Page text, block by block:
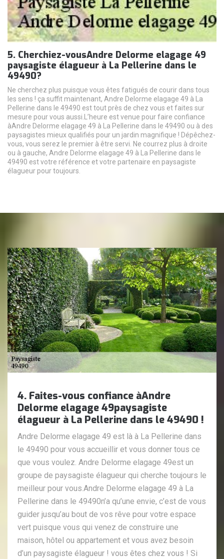
5. Cherchiez-vousAndre Delorme elagage 49
paysagiste élagueur à La Pellerine dans le
49490?
Ne cherchez plus puisque vous êtes fatigués de courir dans tous
les sens ! ça suffit maintenant, Andre Delorme elagage 49 à La
Pellerine dans le 49490 est tout près de chez vous et faites sur
mesure pour vous aussi.L’heure est venue pour faire confiance
àAndre Delorme elagage 49 à La Pellerine dans le 49490 ou à des
paysagistes mieux qualifiés pour un jardin magnifique ! Dépêchez-
vous, vous serez le premier à être servi. Ne courrez plus à droite
ou à gauche, Andre Delorme elagage 49 à La Pellerine dans le
49490 est votre référence et votre partenaire en paysagiste
élagueur pour toujours.
4. Faites-vous confiance àAndre
Delorme elagage 49paysagiste
élagueur à La Pellerine dans le 49490 !
Andre Delorme elagage 49 est là à La Pellerine dans
le 49490 pour vous accueillir et vous donner tous ce
que vous voulez. Andre Delorme elagage 49est un
groupe de paysagiste élagueur qui cherche toujours le
meilleur pour vous.Andre Delorme elagage 49 à La
Pellerine dans le 49490n’a qu’une envie, c’est de vous
guider jusqu’au bout de vos rêve pour votre espace
vert puisque vous qui venez de construire une
maison, hôtel ou appartement et vous avez besoin
d’un paysagiste élagueur ! vous êtes chez vous ! Si